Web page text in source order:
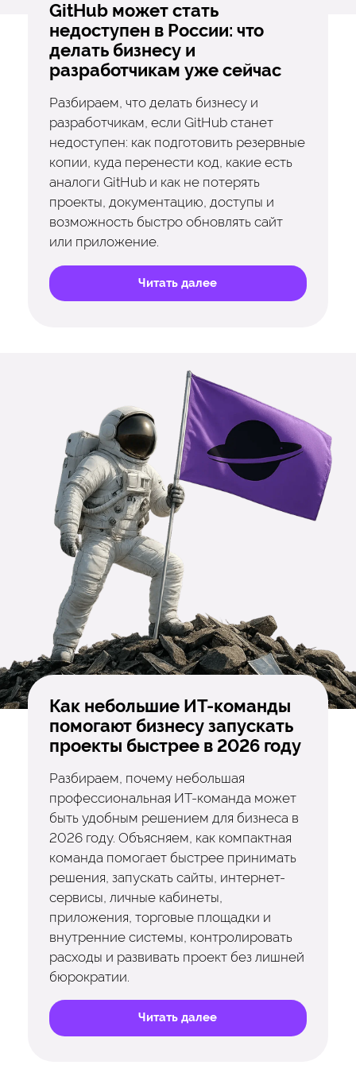
GitHub может стать
недоступен в России: что
делать бизнесу и
разработчикам уже сейчас
Разбираем, что делать бизнесу и
разработчикам, если GitHub станет
недоступен: как подготовить резервные
копии, куда перенести код, какие есть
аналоги GitHub и как не потерять
проекты, документацию, доступы и
возможность быстро обновлять сайт
или приложение.
Читать далее
Как небольшие ИТ-команды
помогают бизнесу запускать
проекты быстрее в 2026 году
Разбираем, почему небольшая
профессиональная ИТ-команда может
быть удобным решением для бизнеса в
2026 году. Объясняем, как компактная
команда помогает быстрее принимать
решения, запускать сайты, интернет-
сервисы, личные кабинеты,
приложения, торговые площадки и
внутренние системы, контролировать
расходы и развивать проект без лишней
бюрократии.
Читать далее